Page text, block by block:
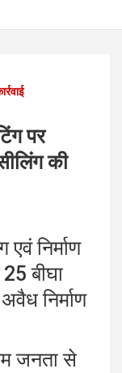
पर
की
निर्माण
बीघा
निर्माण
जनता से